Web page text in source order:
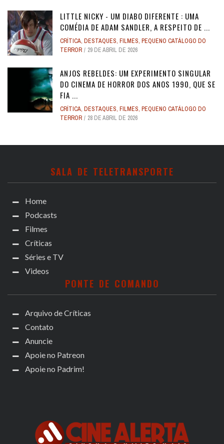
LITTLE NICKY - UM DIABO DIFERENTE : UMA
COMÉDIA DE ADAM SANDLER, A RESPEITO DE ...
CRÍTICA, DESTAQUES, FILMES, PEQUENO CATÁLOGO DO
TERROR
29 DE ABRIL DE 2026
ANJOS REBELDES: UM EXPERIMENTO SINGULAR
DO CINEMA DE HORROR DOS ANOS 1990, QUE SE
FIA ...
CRÍTICA, DESTAQUES, FILMES, PEQUENO CATÁLOGO DO
TERROR
28 DE ABRIL DE 2026
SALA DE TELETRANSPORTE
Home
Podcasts
Filmes
Críticas
Séries e TV
Videos
PONTE DE COMANDO
Arquivo de Críticas
Contato
Anuncie
Apoie no Patreon
Apoie no Padrim!